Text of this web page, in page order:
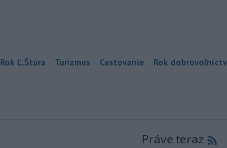
Rok Ľ.Štúra Turizmus Cestovanie Rok
Práve teraz